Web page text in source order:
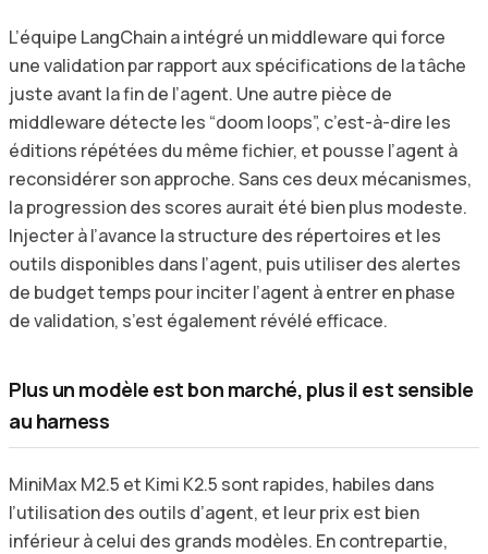
L’équipe LangChain a intégré un middleware qui force
une validation par rapport aux spécifications de la tâche
juste avant la fin de l’agent. Une autre pièce de
middleware détecte les “doom loops”, c’est-à-dire les
éditions répétées du même fichier, et pousse l’agent à
reconsidérer son approche. Sans ces deux mécanismes,
la progression des scores aurait été bien plus modeste.
Injecter à l’avance la structure des répertoires et les
outils disponibles dans l’agent, puis utiliser des alertes
de budget temps pour inciter l’agent à entrer en phase
de validation, s’est également révélé efficace.
Plus un modèle est bon marché, plus il est sensible
au harness
MiniMax M2.5 et Kimi K2.5 sont rapides, habiles dans
l’utilisation des outils d’agent, et leur prix est bien
inférieur à celui des grands modèles. En contrepartie,